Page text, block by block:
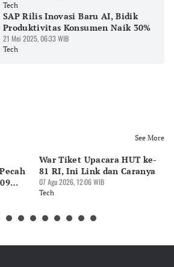
Tech
SAP Rilis Inovasi Baru AI, Bidik
Produktivitas Konsumen Naik 30%
21 Mei 2025, 06:33 WIB
Tech
See More
War Tiket Upacara HUT ke-
81 RI, Ini Link dan Caranya
07 Agu 2026, 12:06 WIB
Tech